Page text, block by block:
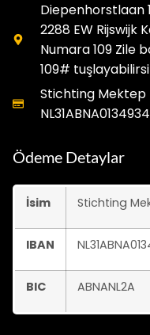
Diepenhorstlaan
2288 EW Rijswijk
Numara 109 Zile
109#
Stichting Mektep
Ödeme Detaylar
İsim Stichting
IBAN
BIC ABNANL2A